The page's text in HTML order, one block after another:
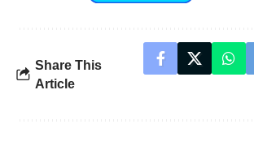
Share This
Article